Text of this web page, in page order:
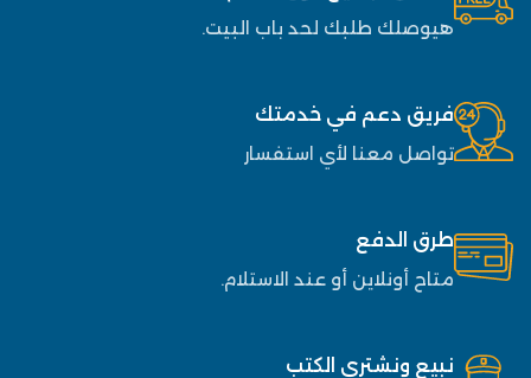
هيوصلك طلبك لحد باب البيت.
فريق دعم في خدمتك
تواصل معنا لأي استفسار
طرق الدفع
متاح أونلاين أو عند الاستلام.
نبيع ونشتري الكتب